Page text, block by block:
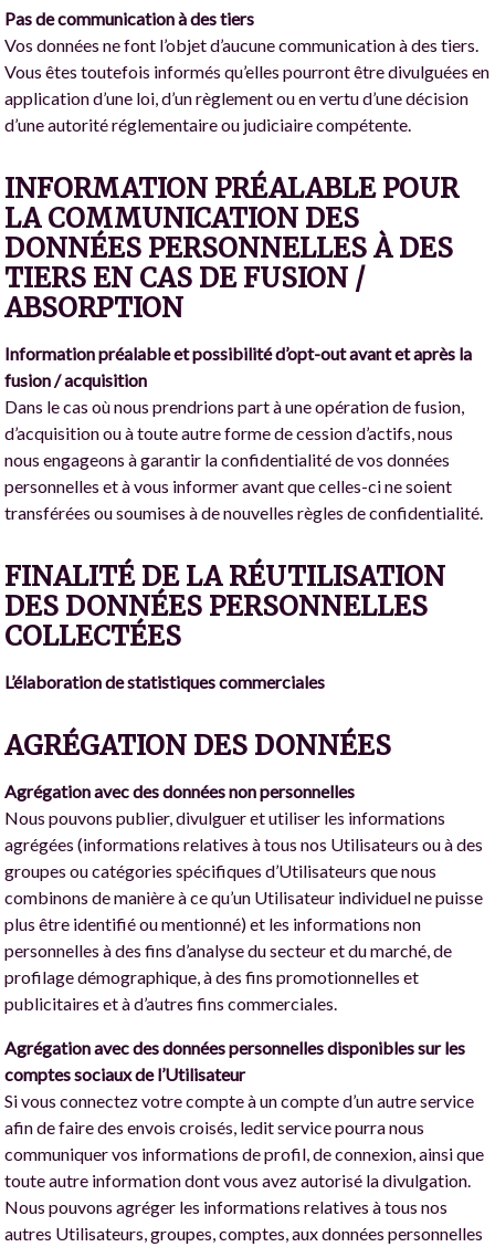
Pas de communication à des tiers
Vos données ne font l’objet d’aucune communication à des tiers.
Vous êtes toutefois informés qu’elles pourront être divulguées en
application d’une loi, d’un règlement ou en vertu d’une décision
d’une autorité réglementaire ou judiciaire compétente.
INFORMATION PRÉALABLE POUR
LA COMMUNICATION DES
DONNÉES PERSONNELLES À DES
TIERS EN CAS DE FUSION /
ABSORPTION
Information préalable et possibilité d’opt-out avant et après la
fusion / acquisition
Dans le cas où nous prendrions part à une opération de fusion,
d’acquisition ou à toute autre forme de cession d’actifs, nous
nous engageons à garantir la confidentialité de vos données
personnelles et à vous informer avant que celles-ci ne soient
transférées ou soumises à de nouvelles règles de confidentialité.
FINALITÉ DE LA RÉUTILISATION
DES DONNÉES PERSONNELLES
COLLECTÉES
L’élaboration de statistiques commerciales
AGRÉGATION DES DONNÉES
Agrégation avec des données non personnelles
Nous pouvons publier, divulguer et utiliser les informations
agrégées (informations relatives à tous nos Utilisateurs ou à des
groupes ou catégories spécifiques d’Utilisateurs que nous
combinons de manière à ce qu’un Utilisateur individuel ne puisse
plus être identifié ou mentionné) et les informations non
personnelles à des fins d’analyse du secteur et du marché, de
profilage démographique, à des fins promotionnelles et
publicitaires et à d’autres fins commerciales.
Agrégation avec des données personnelles disponibles sur les
comptes sociaux de l’Utilisateur
Si vous connectez votre compte à un compte d’un autre service
afin de faire des envois croisés, ledit service pourra nous
communiquer vos informations de profil, de connexion, ainsi que
toute autre information dont vous avez autorisé la divulgation.
Nous pouvons agréger les informations relatives à tous nos
autres Utilisateurs, groupes, comptes, aux données personnelles